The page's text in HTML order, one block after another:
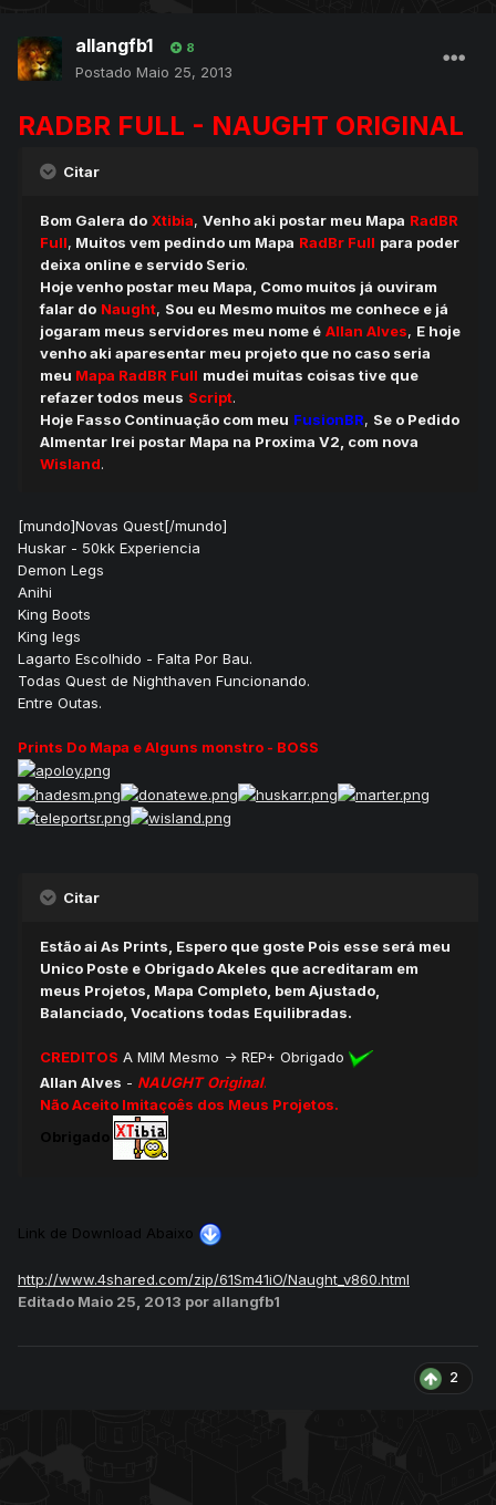
allangfb1 8
Postado Maio 25, 2013
RADBR FULL - NAUGHT ORIGINAL
Citar
Bom Galera do Xtibia, Venho aki postar meu Mapa RadBR
Full, Muitos vem pedindo um Mapa RadBr Full para poder
deixa online e servido Serio.
Hoje venho postar meu Mapa, Como muitos já ouviram
falar do Naught, Sou eu Mesmo muitos me conhece e já
jogaram meus servidores meu nome é Allan Alves, E hoje
venho aki aparesentar meu projeto que no caso seria
meu Mapa RadBR Full mudei muitas coisas tive que
refazer todos meus Script.
Hoje Fasso Continuação com meu FusionBR, Se o Pedido
Almentar Irei postar Mapa na Proxima V2, com nova
Wisland.
[mundo]Novas Quest[/mundo]
Huskar - 50kk Experiencia
Demon Legs
Anihi
King Boots
King legs
Lagarto Escolhido - Falta Por Bau.
Todas Quest de Nighthaven Funcionando.
Entre Outas.
Prints Do Mapa e Alguns monstro - BOSS
Citar
Estão ai As Prints, Espero que goste Pois esse será meu
Unico Poste e Obrigado Akeles que acreditaram em
meus Projetos, Mapa Completo, bem Ajustado,
Balanciado, Vocations todas Equilibradas.
CREDITOS A MIM Mesmo -> REP+ Obrigado
Allan Alves - NAUGHT Original.
Não Aceito Imitaçoês dos Meus Projetos.
Obrigado
Link de Download Abaixo
http://www.4shared.com/zip/61Sm41iO/Naught_v860.html
Editado Maio 25, 2013 por allangfb1
2